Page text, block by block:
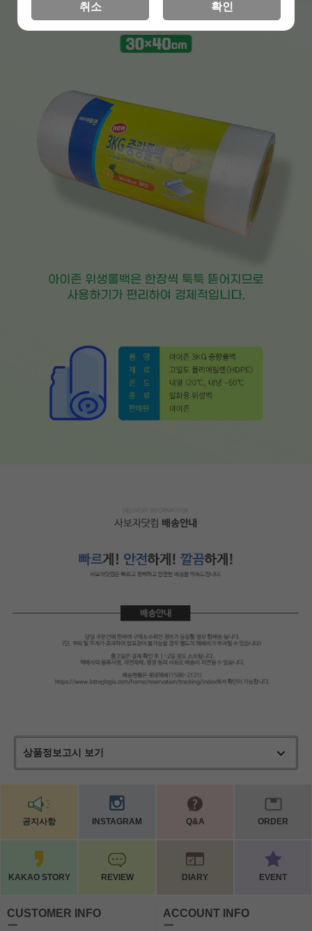
상품정보고시 보기
공지사항 INSTAGRAM Q&A ORDER
KAKAO STORY REVIEW DIARY EVENT
CUSTOMER INFO
ㅡ
ACCOUNT INFO
ㅡ
취소 확인